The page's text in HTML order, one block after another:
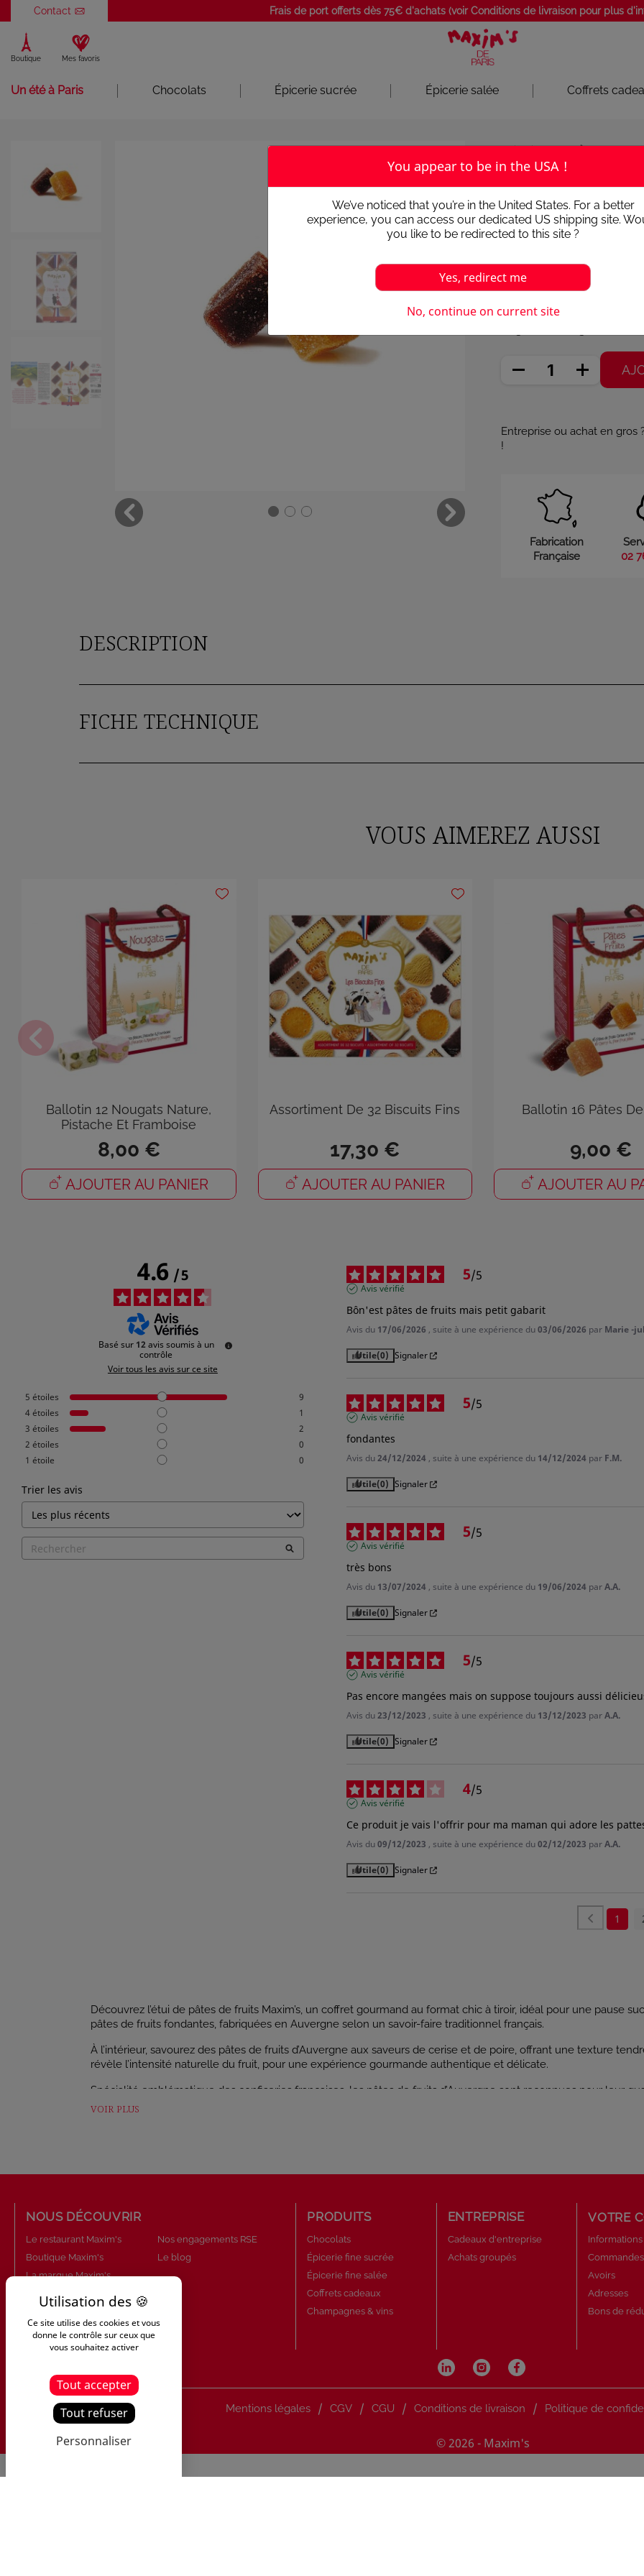
Panneau de gestion des cookies
Ce site utilise des cookies et vous
donne le contrôle sur ceux que
vous souhaitez activer
Tout accepter
Tout refuser
Personnaliser
Contact Frais de port offerts dès 75€ d'achats (voir Conditions de livraison pour plus
Boutique Mes favoris
Un été à Paris Chocolats Épicerie sucrée Épicerie salée Coffrets
PÂTES DE
4.6 / 5 - 12avis
Un irrésistible petit étui
de fruit fondantes à la poire
une attention gourmande !
4,10 €
Entreprise ou achat en gros
!
Fabrication
Française
02
DESCRIPTION
FICHE TECHNIQUE
VOUS AIMEREZ AUSSI
Ballotin 12 Nougats Nature,
Pistache Et Framboise
8,00 €
AJOUTER AU PANIER
Assortiment De 32 Biscuits Fins
17,30 €
AJOUTER AU PANIER
Ballotin 16 Pâtes
9,00 €
AJOUTER AU
4.6/5
Basé sur 12 avis soumis à un
contrôle
Voir tous les avis sur ce site
5 étoiles
9
4étoiles
1
3 étoiles
2
2 étoiles
0
1 étoile 0
Trier les avis
5/5
Avis vérifié
Bôn'est pâtes de fruits mais petit gabarit
Avis du 17/06/2026 , suite à une expérience du03/06/2026 par Marie -
Utile(0) Signaler
5/5
Avis vérifié
fondantes
Avis du24/12/2024 , suite à une expérience du 14/12/2024 par F.M.
Utile(0) Signaler
5/5
Avis vérifié
très bons
Avis du 13/07/2024 , suite à une expérience du 19/06/2024 parA.A.
Utile(0) Signaler
5/5
Avis vérifié
Pas encore mangées mais on suppose toujours aussi
Avis du23/12/2023 , suite à une expérience du 13/12/2023 parA.A.
Utile(0) Signaler
4/5
Avis vérifié
Ce produit je vais l'offrir pour ma maman qui adore les
Avis du09/12/2023 , suite à une expérience du02/12/2023 parA.A.
Utile(0) Signaler
1
Découvrez l’étui de pâtes de fruits Maxim’s, un coffret gourmand au format chic à tiroir, idéal pour une pause
pâtes de fruits fondantes, fabriquées en Auvergne selon un savoir-faire traditionnel français.
À l’intérieur, savourez des pâtes de fruits d’Auvergne aux saveurs de cerise et de poire, offrant une texture
révèle l’intensité naturelle du fruit, pour une expérience gourmande authentique et délicate.
Spécialité emblématique des confiseries françaises, les pâtes de fruits d’Auvergne sont reconnues pour leur
tradition artisanale régionale.
Un incontournable des confiseries fruitées françaises, signé Maxim’s.
VOIR PLUS
PRODUITS
Chocolats
Épicerie fine sucrée
Épicerie fine salée
Coffrets cadeaux
Champagnes & vins
NOUS DÉCOUVRIR
Le restaurant Maxim's
Boutique Maxim's
La marque Maxim's
Qui sommes-nous ?
Nos engagements
Nos engagements RSE
Le blog
ENTREPRISE
Cadeaux d'entreprise
Achats groupés
VOTRE
Commandes
Avoirs
Adresses
Bons de
Mentions légales / CGV / CGU / Conditions de livraison / Politique de
© 2026 - Maxim's
Connexion
Annuler
You appear to be in the USA !
We’ve noticed that you’re in the United States. For a better
experience, you can access our dedicated US shipping site.
you like to be redirected to this site ?
Yes, redirect me
No, continue on current site